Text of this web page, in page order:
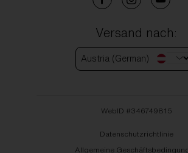
Versand nach:
Austria (German)
WebID #346749815
Datenschutzrichtlinie
Allgemeine